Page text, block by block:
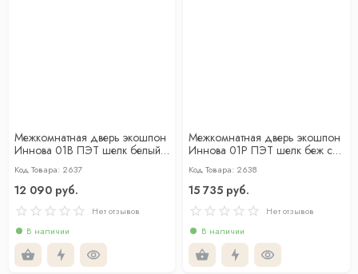
Межкомнатная дверь экошпон
Иннова 01В ПЭТ шелк белый
глухая
Код Товара: 2637
12 090 руб.
Нет отзывов
В наличии
Межкомнатная дверь экошпон
Иннова 01Р ПЭТ шелк беж со
стеклом сатин белый
Код Товара: 2638
15 735 руб.
Нет отзывов
В наличии